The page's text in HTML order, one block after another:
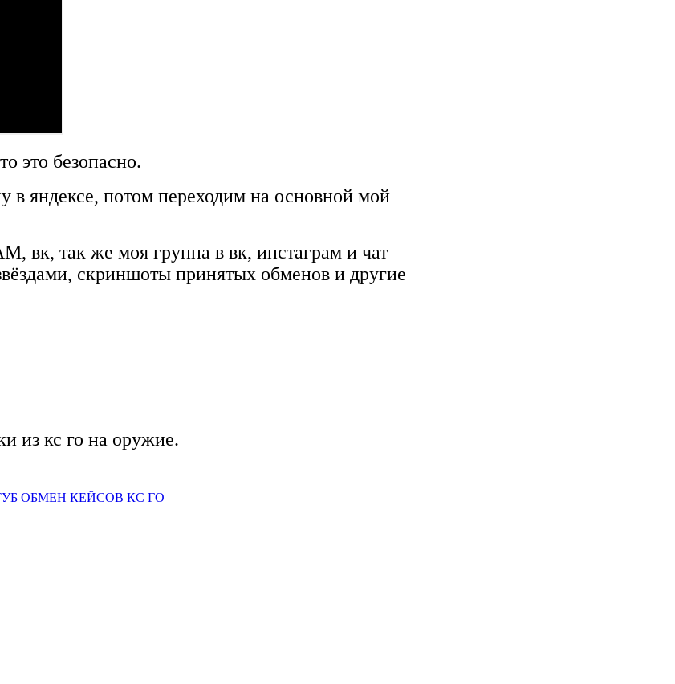
это безопасно.
в яндексе, потом переходим на основной мой
вк, так же моя группа в вк, инстаграм и чат
скриншоты принятых обменов и другие
из кс го на оружие.
ОБМЕН КЕЙСОВ КС ГО